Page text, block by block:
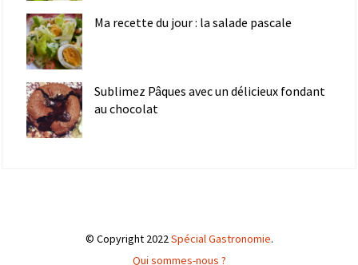
Ma recette du jour : la salade pascale
Sublimez Pâques avec un délicieux fondant
au chocolat
© Copyright 2022Spécial Gastronomie.
Qui sommes-nous ?